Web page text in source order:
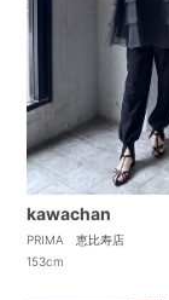
kawachan
PRIMA 恵比寿店
153cm